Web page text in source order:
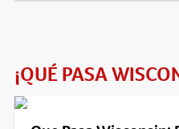
¡QUÉ PASA